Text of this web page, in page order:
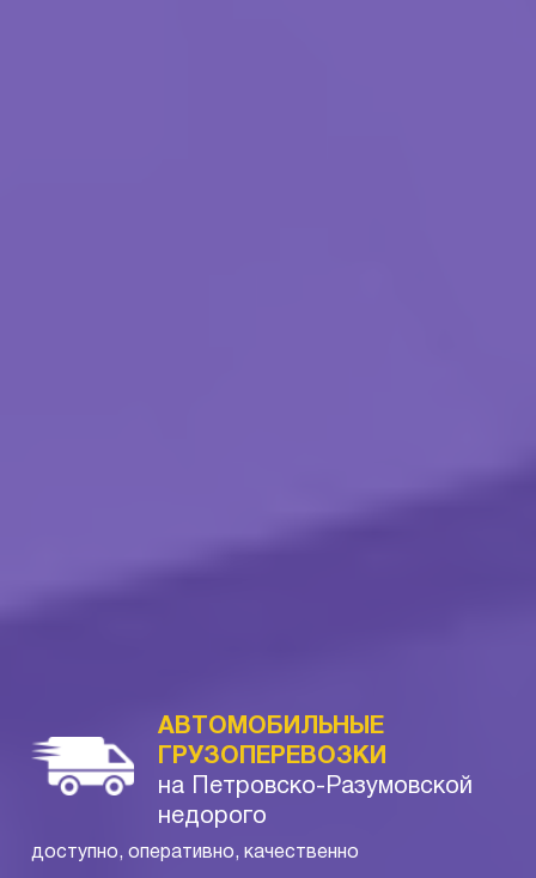
АВТОМОБИЛЬНЫЕ
ГРУЗОПЕРЕВОЗКИ
на Петровско-Разумовской
недорого
доступно, оперативно, качественно